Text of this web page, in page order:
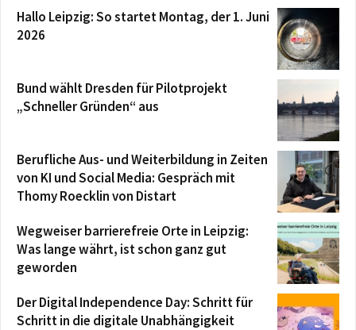
Hallo Leipzig: So startet Montag, der 1. Juni
2026
Bund wählt Dresden für Pilotprojekt
„Schneller Gründen“ aus
Berufliche Aus- und Weiterbildung in Zeiten
von KI und Social Media: Gespräch mit
Thomy Roecklin von Distart
Wegweiser barrierefreie Orte in Leipzig:
Was lange währt, ist schon ganz gut
geworden
Der Digital Independence Day: Schritt für
Schritt in die digitale Unabhängigkeit